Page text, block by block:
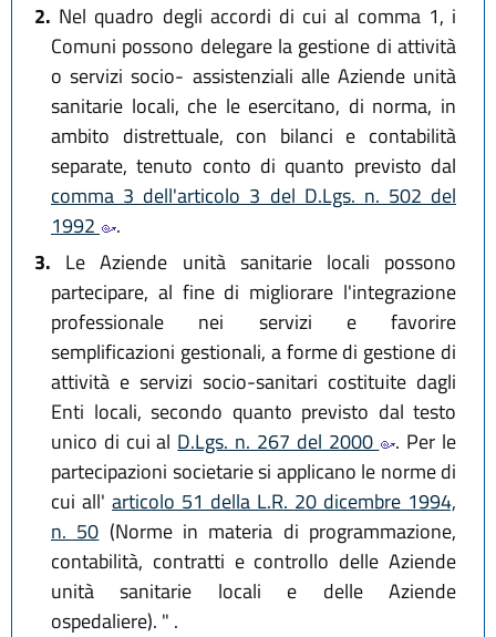
2. Nel quadro degli accordi di cui al comma 1, i
Comuni possono delegare la gestione di attività
o servizi socio- assistenziali alle Aziende unità
sanitarie locali, che le esercitano, di norma, in
ambito distrettuale, con bilanci e contabilità
separate, tenuto conto di quanto previsto dal
comma 3 dell'articolo 3 del D.Lgs. n. 502 del
1992
.
3. Le Aziende unità sanitarie locali possono
partecipare, al fine di migliorare l'integrazione
professionale nei servizi e favorire
semplificazioni gestionali, a forme di gestione di
attività e servizi socio-sanitari costituite dagli
Enti locali, secondo quanto previsto dal testo
unico di cui al D.Lgs. n. 267 del 2000
. Per le
partecipazioni societarie si applicano le norme di
cui all' articolo 51 della L.R. 20 dicembre 1994,
n. 50 (Norme in materia di programmazione,
contabilità, contratti e controllo delle Aziende
unità sanitarie locali e delle Aziende
ospedaliere). " .